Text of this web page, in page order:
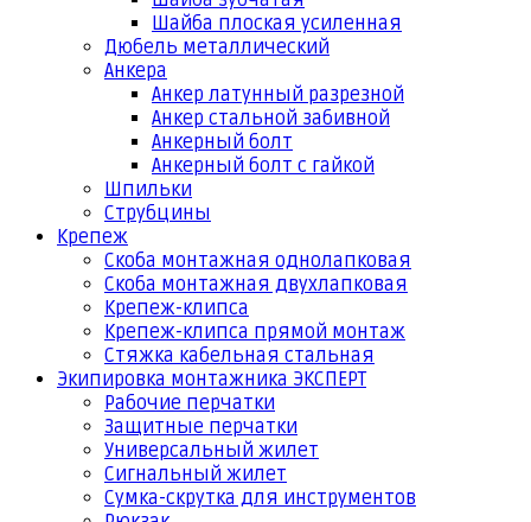
Шайба плоская усиленная
Дюбель металлический
Анкера
Анкер латунный разрезной
Анкер стальной забивной
Анкерный болт
Анкерный болт с гайкой
Шпильки
Струбцины
Крепеж
Скоба монтажная однолапковая
Скоба монтажная двухлапковая
Крепеж-клипса
Крепеж-клипса прямой монтаж
Стяжка кабельная стальная
Экипировка монтажника ЭКСПЕРТ
Рабочие перчатки
Защитные перчатки
Универсальный жилет
Сигнальный жилет
Сумка-скрутка для инструментов